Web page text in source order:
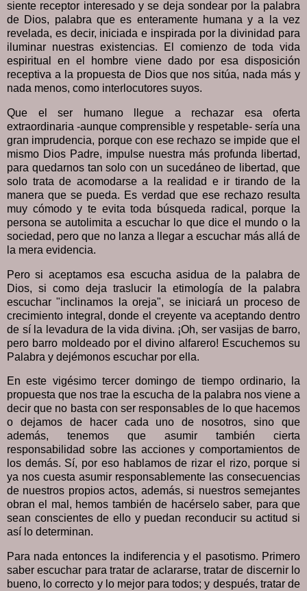
siente receptor interesado y se deja sondear por la palabra
de Dios, palabra que es enteramente humana y a la vez
revelada, es decir, iniciada e inspirada por la divinidad para
iluminar nuestras existencias. El comienzo de toda vida
espiritual en el hombre viene dado por esa disposición
receptiva a la propuesta de Dios que nos sitúa, nada más y
nada menos, como interlocutores suyos.
Que el ser humano llegue a rechazar esa oferta
extraordinaria -aunque comprensible y respetable- sería una
gran imprudencia, porque con ese rechazo se impide que el
mismo Dios Padre, impulse nuestra más profunda libertad,
para quedarnos tan solo con un sucedáneo de libertad, que
solo trata de acomodarse a la realidad e ir tirando de la
manera que se pueda. Es verdad que ese rechazo resulta
muy cómodo y te evita toda búsqueda radical, porque la
persona se autolimita a escuchar lo que dice el mundo o la
sociedad, pero que no lanza a llegar a escuchar más allá de
la mera evidencia.
Pero si aceptamos esa escucha asidua de la palabra de
Dios, si como deja traslucir la etimología de la palabra
escuchar "inclinamos la oreja", se iniciará un proceso de
crecimiento integral, donde el creyente va aceptando dentro
de sí la levadura de la vida divina. ¡Oh, ser vasijas de barro,
pero barro moldeado por el divino alfarero! Escuchemos su
Palabra y dejémonos escuchar por ella.
En este vigésimo tercer domingo de tiempo ordinario, la
propuesta que nos trae la escucha de la palabra nos viene a
decir que no basta con ser responsables de lo que hacemos
o dejamos de hacer cada uno de nosotros, sino que
además, tenemos que asumir también cierta
responsabilidad sobre las acciones y comportamientos de
los demás. Sí, por eso hablamos de rizar el rizo, porque si
ya nos cuesta asumir responsablemente las consecuencias
de nuestros propios actos, además, si nuestros semejantes
obran el mal, hemos también de hacérselo saber, para que
sean conscientes de ello y puedan reconducir su actitud si
así lo determinan.
Para nada entonces la indiferencia y el pasotismo. Primero
saber escuchar para tratar de aclararse, tratar de discernir lo
bueno, lo correcto y lo mejor para todos; y después, tratar de